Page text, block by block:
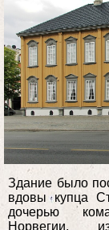
Здание было
вдовы купца
дочерью
Норвегии,